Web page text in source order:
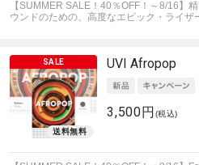
【SUMMER SALE！40％OFF！～8/16】
ウンドのための、高度なエピック・ライザ
UVI Afropop
3,500円 (税込)